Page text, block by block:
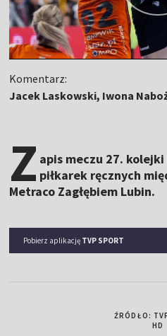
Komentarz:
Jacek Laskowski, Iwona
Z apis meczu 27. kolejki
piłkarek ręcznych
Metraco Zagłębiem Lubin.
Pobierz aplikację TVP SPORT
ŹRÓDŁO:
HD